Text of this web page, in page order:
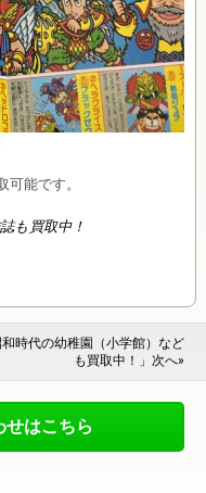
能です。
も買取中！
和時代の幼稚園（小学館）など
も買取中！」次へ»
せはこちら